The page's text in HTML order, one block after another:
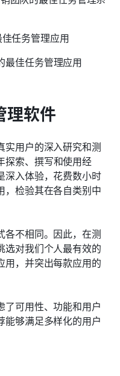
任务管理应用
佳任务管理应用
理软件
实用户的深入研究和测
索、撰写和使用经
深入体验，花费数小时
，检验其在各自类别中
各不相同。因此，在测
选对我们个人最有效的
用，并突出每款应用的
了可用性、功能和用户
能够满足多样化的用户